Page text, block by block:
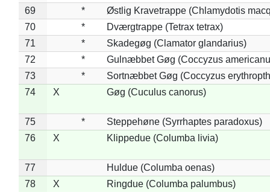
69
*
Østlig Kravetrappe (Chlamydotis
70
*
Dværgtrappe (Tetrax tetrax)
71
*
Skadegøg (Clamator glandarius)
72
*
Gulnæbbet Gøg (Coccyzus
73
*
Sortnæbbet Gøg (Coccyzus
74
X Gøg (Cuculus canorus)
75 *
Steppehøne (Syrrhaptes paradoxus)
76
X Klippedue (Columba livia)
77
Huldue (Columba oenas)
78
X
Ringdue (Columba palumbus)